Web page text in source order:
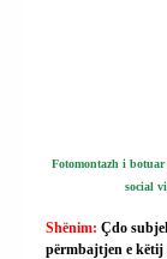
Fotomontazh i
social
Shënim: Çdo
përmbajtjen e